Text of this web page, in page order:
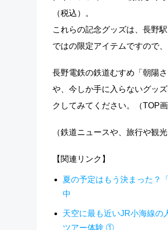
（税込）。
これらの記念グッズは、長野
ではの限定アイテムですので
長野電鉄の鉄道むすめ「朝陽
や、今しか手に入らないグッ
クしてみてください。（TOP
（鉄道ニュースや、旅行や観
【関連リンク】
夏の予定はもう決まった？
中
天空に最も近いJR小海線の
ツアー体験 ①